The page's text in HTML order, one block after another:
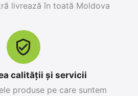
Apple iPhone 17 Pro
în stoc
28 299 MDL -10%
livrează în toată Moldova
calității și servicii
produse pe care suntem